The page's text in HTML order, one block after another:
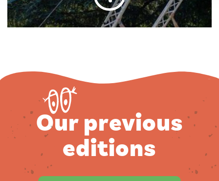
our previous
editions